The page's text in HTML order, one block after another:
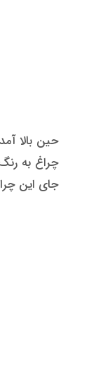
چراغ به
جای این